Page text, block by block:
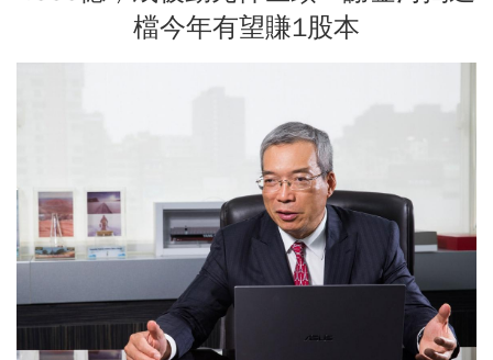
檔今年有望賺1股本